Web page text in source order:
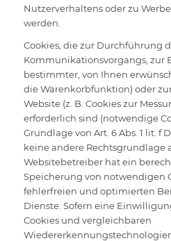
Nutzerverhaltens oder zu
werden.
Cookies, die zur Durchführung
Kommunikationsvorgangs, zur
bestimmter, von Ihnen
die Warenkorbfunktion) oder
Website (z. B. Cookies zur
erforderlich sind (notwendige
Grundlage von Art. 6 Abs. 1 lit. f
keine andere Rechtsgrundlage
Websitebetreiber hat ein
Speicherung von notwendigen
fehlerfreien und optimierten
Dienste. Sofern eine
Cookies und vergleichbaren